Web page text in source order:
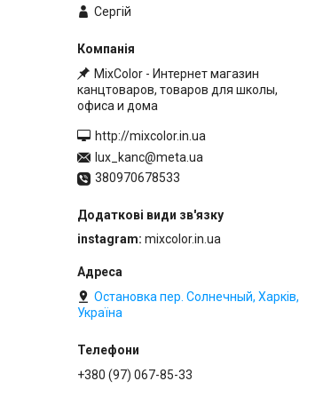
Сергій
MixColor - Интернет магазин
канцтоваров, товаров для школы,
офиса и дома
http://mixcolor.in.ua
lux_kanc@meta.ua
380970678533
instagram mixcolor.in.ua
Остановка пер. Солнечный, Харків,
Україна
+380 (97) 067-85-33